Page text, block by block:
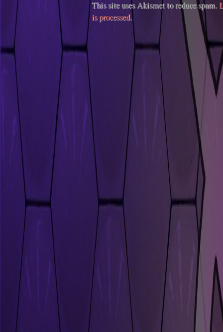
This site uses Akismet to reduce spam.
is processed.